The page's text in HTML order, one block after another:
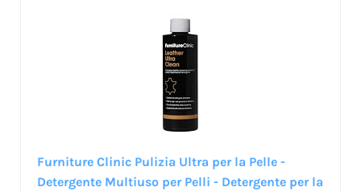
Furniture Clinic Pulizia Ultra per la Pelle -
Detergente Multiuso per Pelli - Detergente per la